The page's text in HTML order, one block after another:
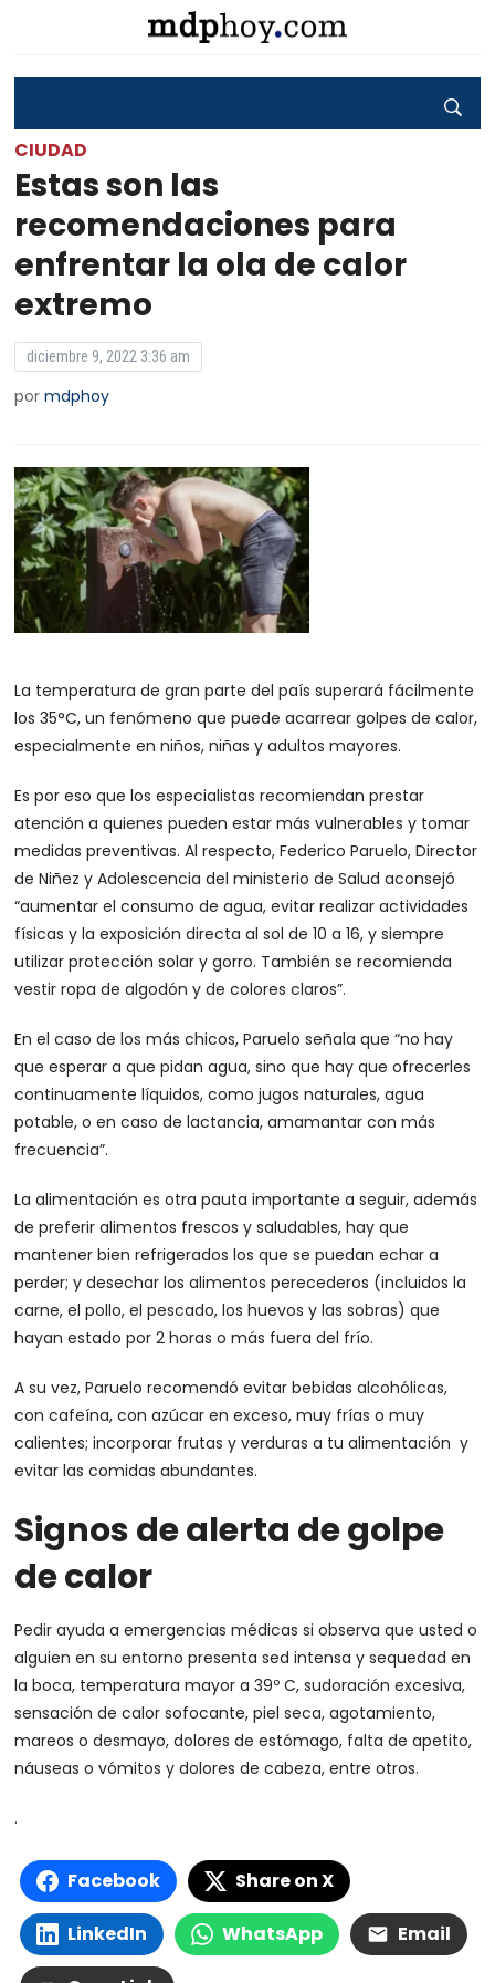
CIUDAD
Estas son las
recomendaciones para
enfrentar la ola de calor
extremo
diciembre 9, 2022 3:36 am
pormdphoy
La temperatura de gran parte del país superará fácilmente
los 35°C, un fenómeno que puede acarrear golpes de calor,
especialmente en niños, niñas y adultos mayores.
Es por eso que los especialistas recomiendan prestar
atención a quienes pueden estar más vulnerables y tomar
medidas preventivas. Al respecto, Federico Paruelo, Director
de Niñez y Adolescencia del ministerio de Salud aconsejó
“aumentar el consumo de agua, evitar realizar actividades
físicas y la exposición directa al sol de 10 a 16, y siempre
utilizar protección solar y gorro. También se recomienda
vestir ropa de algodón y de colores claros”.
En el caso de los más chicos, Paruelo señala que “no hay
que esperar a que pidan agua, sino que hay que ofrecerles
continuamente líquidos, como jugos naturales, agua
potable, o en caso de lactancia, amamantar con más
frecuencia”.
La alimentación es otra pauta importante a seguir, además
de preferir alimentos frescos y saludables, hay que
mantener bien refrigerados los que se puedan echar a
perder; y desechar los alimentos perecederos (incluidos la
carne, el pollo, el pescado, los huevos y las sobras) que
hayan estado por 2 horas o más fuera del frío.
A su vez, Paruelo recomendó evitar bebidas alcohólicas,
con cafeína, con azúcar en exceso, muy frías o muy
calientes; incorporar frutas y verduras a tu alimentación y
evitar las comidas abundantes.
Signos de alerta de golpe
de calor
Pedir ayuda a emergencias médicas si observa que usted o
alguien en su entorno presenta sed intensa y sequedad en
la boca, temperatura mayor a 39º C, sudoración excesiva,
sensación de calor sofocante, piel seca, agotamiento,
mareos o desmayo, dolores de estómago, falta de apetito,
náuseas o vómitos y dolores de cabeza, entre otros.
.
Facebook Share on X
LinkedIn WhatsApp Email